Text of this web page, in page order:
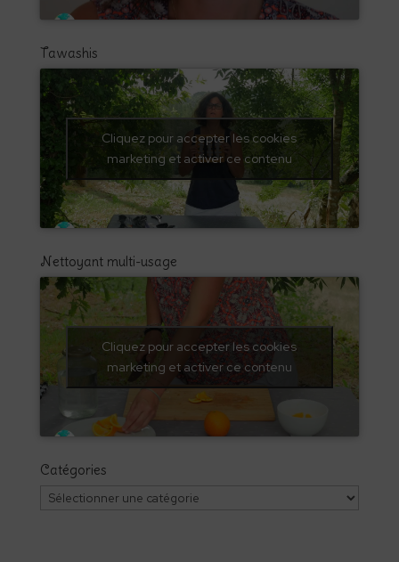
Tawashis
Cliquez pour accepter les cookies
marketing et activer ce contenu
Nettoyant multi-usage
Cliquez pour accepter les cookies
marketing et activer ce contenu
Catégories
Catégories